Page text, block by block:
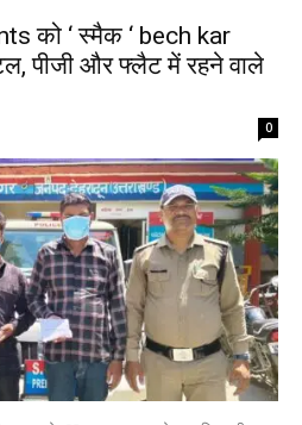
को ‘ स्मैक ‘ bech kar
पीजी और फ्लैट में रहने वाले
0